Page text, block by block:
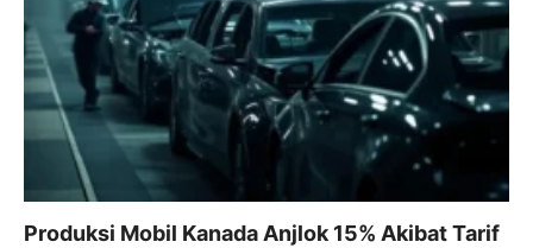
Produksi Mobil Kanada Anjlok 15% Akibat Tarif